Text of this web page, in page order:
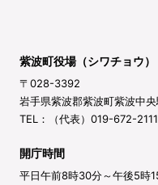
紫波町役場（シワチョウ）
〒028-3392
岩手県紫波郡紫波町紫波中
TEL：（代表）019-672-
開庁時間
平日午前8時30分～午後5時